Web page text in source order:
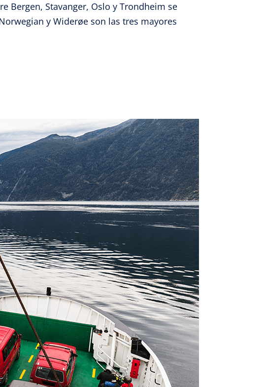
Bergen, Stavanger, Oslo y Trondheim se
y Widerøe son las tres mayores